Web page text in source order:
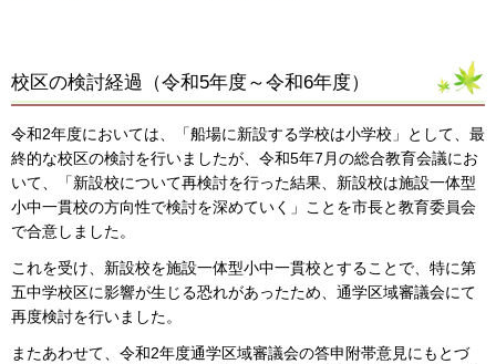
校区の検討経過（令和5年度～令和6年度）
令和2年度においては、「船場に新設する学校は小学校」として、最
終的な校区の検討を行いましたが、令和5年7月の総合教育会議にお
いて、「新設校について再検討を行った結果、新設校は施設一体型
小中一貫校の方向性で検討を深めていく」ことを市長と教育委員会
で合意しました。
これを受け、新設校を施設一体型小中一貫校とすることで、特に第
五中学校区に影響が生じる恐れがあったため、通学区域審議会にて
再度検討を行いました。
またあわせて、令和2年度通学区域審議会の答申附帯意見にもとづ